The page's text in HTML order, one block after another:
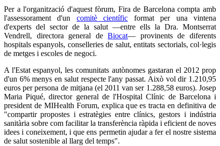
Per a l'organització d'aquest fòrum, Fira de Barcelona compta amb
l'assessorament d'un comitè científic format per una vintena
d'experts del sector de la salut —entre ells la Dra. Montserrat
Vendrell, directora general deBiocat— provinents de diferents
hospitals espanyols, conselleries de salut, entitats sectorials, col·legis
de metges i escoles de negoci.
A l'Estat espanyol, les comunitats autònomes gastaran el 2012 prop
d'un 6% menys en salut respecte l'any passat. Això vol dir 1.210,95
euros per persona de mitjana (el 2011 van ser 1.288,58 euros). Josep
Maria Piqué, director general de l'Hospital Clínic de Barcelona i
president de MIHealth Forum, explica que es tracta en definitiva de
"compartir propostes i estratègies entre clínics, gestors i indústria
sanitària sobre com facilitar la transferència ràpida i eficient de noves
idees i coneixement, i que ens permetin ajudar a fer el nostre sistema
de salut sostenible al llarg del temps".